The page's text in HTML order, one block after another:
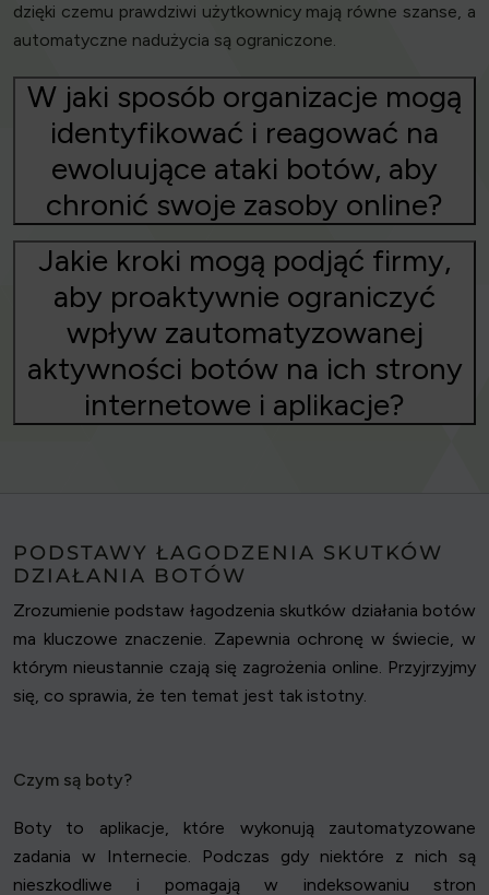
dzięki czemu prawdziwi użytkownicy mają równe szanse, a
automatyczne nadużycia są ograniczone.
W jaki sposób organizacje mogą
identyfikować i reagować na
ewoluujące ataki botów, aby
chronić swoje zasoby online?
Jakie kroki mogą podjąć firmy,
aby proaktywnie ograniczyć
wpływ zautomatyzowanej
aktywności botów na ich strony
internetowe i aplikacje?
PODSTAWY ŁAGODZENIA SKUTKÓW
DZIAŁANIA BOTÓW
Zrozumienie podstaw łagodzenia skutków działania botów
ma kluczowe znaczenie. Zapewnia ochronę w świecie, w
którym nieustannie czają się zagrożenia online. Przyjrzyjmy
się, co sprawia, że ten temat jest tak istotny.
Czym są boty?
Boty to aplikacje, które wykonują zautomatyzowane
zadania w Internecie. Podczas gdy niektóre z nich są
nieszkodliwe i pomagają w indeksowaniu stron